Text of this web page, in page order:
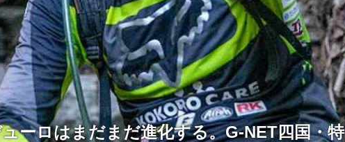
ーロはまだまだ進化する。G-NET四国・特